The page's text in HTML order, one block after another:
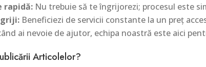
rapidă: Nu trebuie să te îngrijorezi; procesul este
Beneficiezi de servicii constante la un preț
ai nevoie de ajutor, echipa noastră este aici
Articolelor?